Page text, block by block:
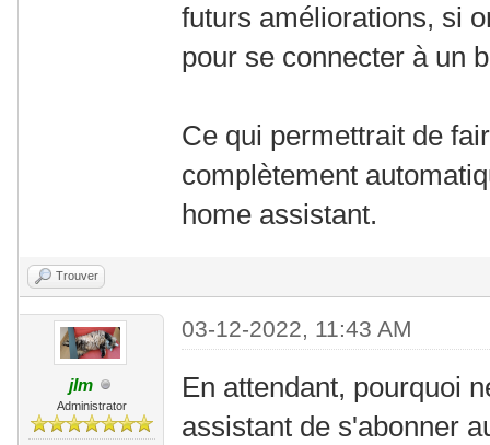
futurs améliorations, si
pour se connecter à un
Ce qui permettrait de
complètement
home assistant.
Trouver
jlm
Administrator
03-12-2022, 11:43 AM
En attendant, pourquoi
assistant de s'abonner